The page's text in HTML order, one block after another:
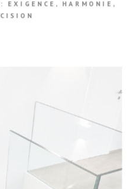
EXIGENCE, HARMONIE,